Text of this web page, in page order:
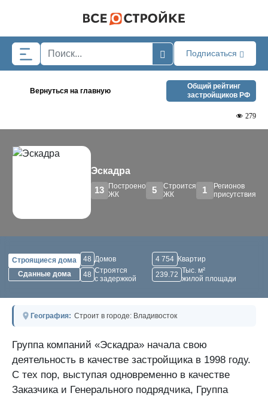
Подписаться
Вернуться на главную
Общий рейтинг
застройщиков РФ
279
Эскадра
13
Построено
ЖК
5
Строится
ЖК
1
Регионов
присутствия
Строящиеся дома
Сданные дома
48 Домов
48 Строятся
с задержкой
4 754 Квартир
239.72 Тыс. м²
жилой площади
География: Строит в городе: Владивосток
Группа компаний «Эскадра» начала свою
деятельность в качестве застройщика в 1998 году.
С тех пор, выступая одновременно в качестве
Заказчика и Генерального подрядчика, Группа